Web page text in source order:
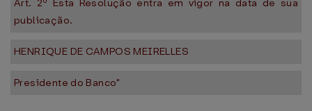
Art. 2º Esta Resolução entra em vigor na data de sua
publicação.
HENRIQUE DE CAMPOS MEIRELLES
Presidente do Banco"